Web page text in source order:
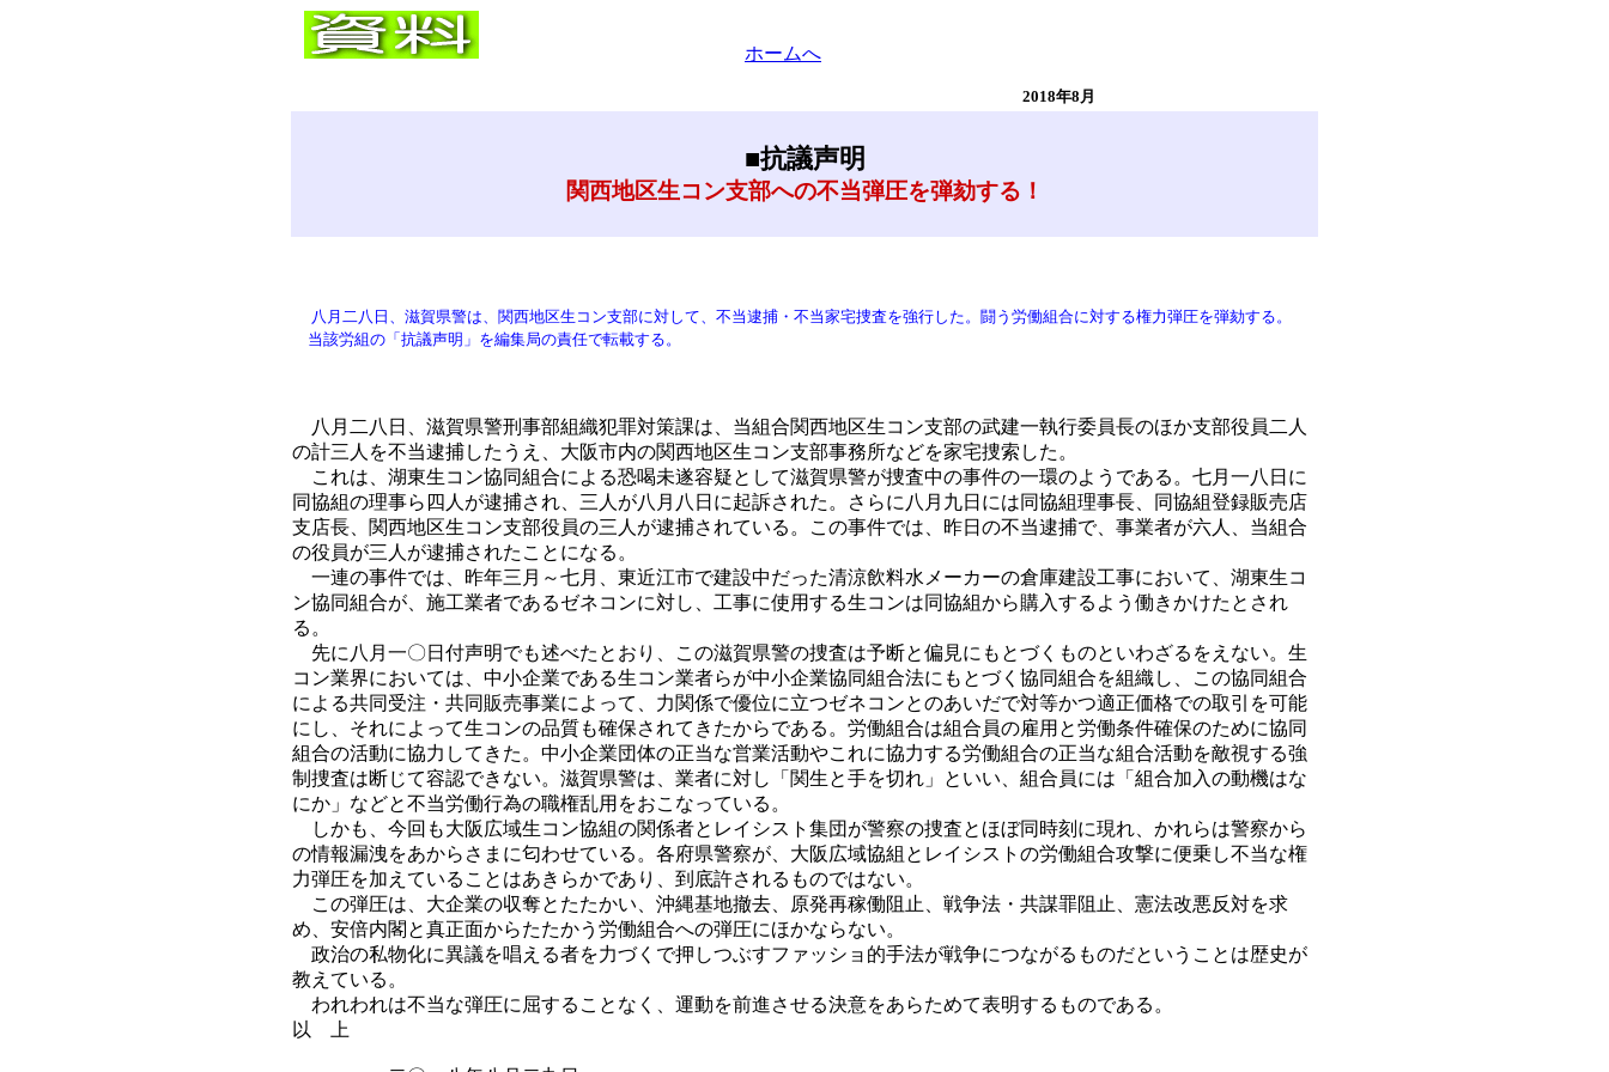
ホームへ
2018年8月
■抗議声明
関西地区生コン支部への不当弾圧を弾劾する！
八月二八日、滋賀県警は、関西地区生コン支部に対して、不当逮捕・不当家宅捜査を強行した。闘う労働組合に対する権力弾圧を弾劾する。
当該労組の「抗議声明」を編集局の責任で転載する。
八月二八日、滋賀県警刑事部組織犯罪対策課は、当組合関西地区生コン支部の武建一執行委員長のほか支部役員二人
の計三人を不当逮捕したうえ、大阪市内の関西地区生コン支部事務所などを家宅捜索した。
これは、湖東生コン協同組合による恐喝未遂容疑として滋賀県警が捜査中の事件の一環のようである。七月一八日に
同協組の理事ら四人が逮捕され、三人が八月八日に起訴された。さらに八月九日には同協組理事長、同協組登録販売店
支店長、関西地区生コン支部役員の三人が逮捕されている。この事件では、昨日の不当逮捕で、事業者が六人、当組合
の役員が三人が逮捕されたことになる。
一連の事件では、昨年三月～七月、東近江市で建設中だった清涼飲料水メーカーの倉庫建設工事において、湖東生コ
ン協同組合が、施工業者であるゼネコンに対し、工事に使用する生コンは同協組から購入するよう働きかけたとされ
る。
先に八月一〇日付声明でも述べたとおり、この滋賀県警の捜査は予断と偏見にもとづくものといわざるをえない。生
コン業界においては、中小企業である生コン業者らが中小企業協同組合法にもとづく協同組合を組織し、この協同組合
による共同受注・共同販売事業によって、力関係で優位に立つゼネコンとのあいだで対等かつ適正価格での取引を可能
にし、それによって生コンの品質も確保されてきたからである。労働組合は組合員の雇用と労働条件確保のために協同
組合の活動に協力してきた。中小企業団体の正当な営業活動やこれに協力する労働組合の正当な組合活動を敵視する強
制捜査は断じて容認できない。滋賀県警は、業者に対し「関生と手を切れ」といい、組合員には「組合加入の動機はな
にか」などと不当労働行為の職権乱用をおこなっている。
しかも、今回も大阪広域生コン協組の関係者とレイシスト集団が警察の捜査とほぼ同時刻に現れ、かれらは警察から
の情報漏洩をあからさまに匂わせている。各府県警察が、大阪広域協組とレイシストの労働組合攻撃に便乗し不当な権
力弾圧を加えていることはあきらかであり、到底許されるものではない。
この弾圧は、大企業の収奪とたたかい、沖縄基地撤去、原発再稼働阻止、戦争法・共謀罪阻止、憲法改悪反対を求
め、安倍内閣と真正面からたたかう労働組合への弾圧にほかならない。
政治の私物化に異議を唱える者を力づくで押しつぶすファッショ的手法が戦争につながるものだということは歴史が
教えている。
われわれは不当な弾圧に屈することなく、運動を前進させる決意をあらためて表明するものである。
以 上